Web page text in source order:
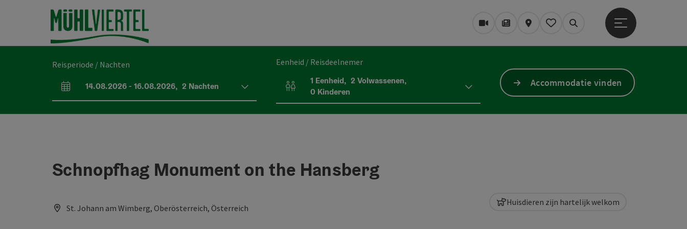
Accesskey
[0]
Navigatie Accesskey
[1]
PaginabeginAccesskey
[2]
WebcamsTijdschrift/Blog
KaartMijn notitieblok
Zoek op
Startmenu openen
Reisperiode / Nachten
Velden voor aankomst en vertrek
14.08.2026- 16.08.2026, 2 Nachten
Eenheid / Reisdeelnemer
Aantal eenheden en persoonsvelden
1 Eenheid, 2Volwassenen,
0 Kinderen
Accommodatie vinden
Schnopfhag Monument on the Hansberg
St. Johann am Wimberg, Oberösterreich, Österreich
Huisdieren zijn hartelijk welkom